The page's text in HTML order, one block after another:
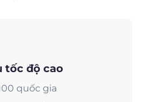
tốc độ cao
quốc gia